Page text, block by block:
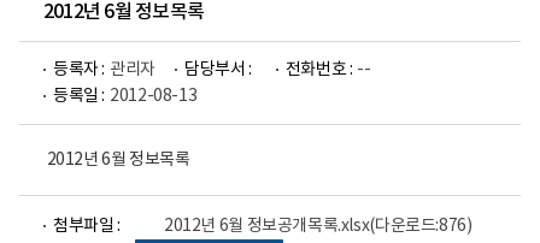
2012년 6월 정보목록
등록자 : 관리자 담당부서 : 전화번호 : --
등록일 : 2012-08-13
2012년 6월 정보목록
첨부파일 : 2012년 6월 정보공개목록.xlsx(다운로드:876)